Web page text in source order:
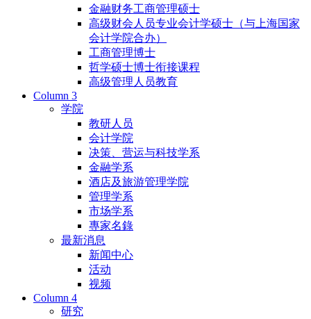
金融财务工商管理硕士
高级财会人员专业会计学硕士（与上海国家
会计学院合办）
工商管理博士
哲学硕士博士衔接课程
高级管理人员教育
Column 3
学院
教研人员
会计学院
决策、营运与科技学系
金融学系
酒店及旅游管理学院
管理学系
市场学系
專家名錄
最新消息
新闻中心
活动
视频
Column 4
研究